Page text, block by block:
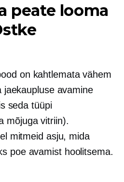
peate looma
on kahtlemata vähem
jaekaupluse avamine
seda tüüpi
mõjugavitriin).
mitmeid asju, mida
poe avamist hoolitsema.